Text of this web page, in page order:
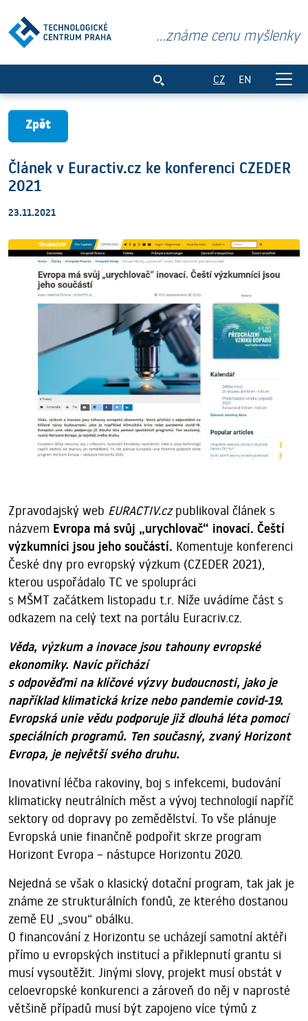
...známe cenu myšlenky
CZ EN
Zpět
Článek v Euractiv.cz ke konferenci CZEDER
2021
23.11.2021
Zpravodajský web EURACTIV.czpublikoval článek s
názvem Evropa má svůj „urychlovač“ inovací. Čeští
výzkumníci jsou jeho součástí. Komentuje konferenci
České dny pro evropský výzkum (CZEDER 2021),
kterou uspořádalo TC ve spolupráci
s MŠMT začátkem listopadu t.r. Níže uvádíme část s
odkazem na celý text na portálu Euracriv.cz.
Věda, výzkum a inovace jsou tahouny evropské
ekonomiky. Navíc přichází
s odpověďmi na klíčové výzvy budoucnosti, jako je
například klimatická krize nebo pandemie covid-19.
Evropská unie vědu podporuje již dlouhá léta pomocí
speciálních programů. Ten současný, zvaný Horizont
Evropa, je největší svého druhu.
Inovativní léčba rakoviny, boj s infekcemi, budování
klimaticky neutrálních měst a vývoj technologií napříč
sektory od dopravy po zemědělství. To vše plánuje
Evropská unie finančně podpořit skrze program
Horizont Evropa – nástupce Horizontu 2020.
Nejedná se však o klasický dotační program, tak jak je
známe ze strukturálních fondů, ze kterého dostanou
země EU „svou“ obálku.
O financování z Horizontu se ucházejí samotní aktéři
přímo u evropských institucí a přiklepnutí grantu si
musí vysoutěžit. Jinými slovy, projekt musí obstát v
celoevropské konkurenci a zároveň do něj v naprosté
většině případů musí být zapojeno více týmů z